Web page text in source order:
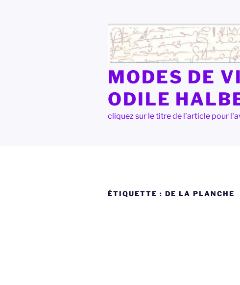
MODES DE
ODILE
cliquez sur le titre de l'article pour
ÉTIQUETTE : DE LA PLANCHE